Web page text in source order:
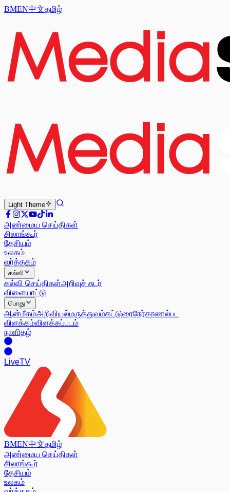
BMEN中文தமிழ்
Light Theme
அண்மைய செய்திகள்
சிலாங்கூர்
தேசியம்
உலகம்
வர்த்தகம்
கல்வி
கல்வி செய்திகள்அறிவுச் சுடர்
விளையாட்டு
பொது
ஆன்மீகம்அறிவியல்மருத்துவம்கட்டுரைநேர்காணல்பட
விளக்கம்விளக்கப்படம்
நாளிதழ்
LiveTV
BMEN中文தமிழ்
அண்மைய செய்திகள்
சிலாங்கூர்
தேசியம்
உலகம்